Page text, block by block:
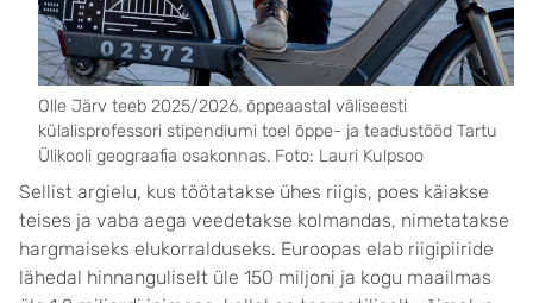
Olle Järv teeb 2025/2026. õppeaastal väliseesti
külalisprofessori stipendiumi toel õppe- ja teadustööd Tartu
Ülikooli geograafia osakonnas. Foto: Lauri Kulpsoo
Sellist argielu, kus töötatakse ühes riigis, poes käiakse
teises ja vaba aega veedetakse kolmandas, nimetatakse
hargmaiseks elukorralduseks. Euroopas elab riigipiiride
lähedal hinnanguliselt üle 150 miljoni ja kogu maailmas